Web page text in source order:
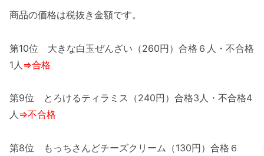
商品の価格は税抜き金額です。
第10位 大きな白玉ぜんざい（260円）合格６人・不合格
1人 ⇒合格
第9位 とろけるティラミス（240円）合格3人・不合格4
人 ⇒不合格
第8位 もっちさんどチーズクリーム（130円）合格６